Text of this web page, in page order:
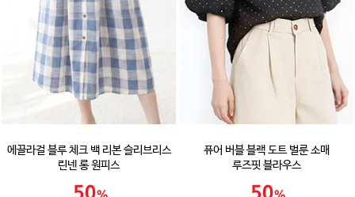
에끌라걸 블루 체크 백 리본 슬리브리스
린넨 롱 원피스
퓨어 버블 블랙 도트 벌룬 소매
루즈핏 블라우스